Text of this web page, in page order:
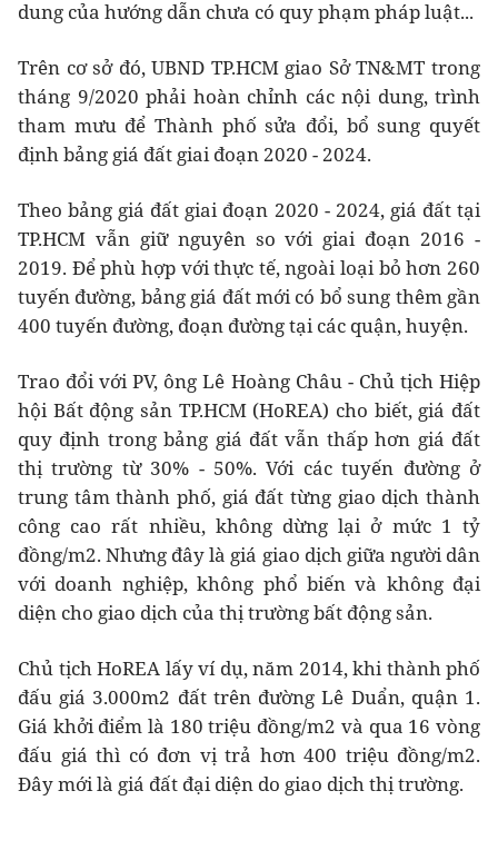
dung của hướng dẫn chưa có quy phạm pháp luật...
Trên cơ sở đó, UBND TP.HCM giao Sở TN&MT trong
tháng 9/2020 phải hoàn chỉnh các nội dung, trình
tham mưu để Thành phố sửa đổi, bổ sung quyết
định bảng giá đất giai đoạn 2020 - 2024.
Theo bảng giá đất giai đoạn 2020 - 2024, giá đất tại
TP.HCM vẫn giữ nguyên so với giai đoạn 2016 -
2019. Để phù hợp với thực tế, ngoài loại bỏ hơn 260
tuyến đường, bảng giá đất mới có bổ sung thêm gần
400 tuyến đường, đoạn đường tại các quận, huyện.
Trao đổi với PV, ông Lê Hoàng Châu - Chủ tịch Hiệp
hội Bất động sản TP.HCM (HoREA) cho biết, giá đất
quy định trong bảng giá đất vẫn thấp hơn giá đất
thị trường từ 30% - 50%. Với các tuyến đường ở
trung tâm thành phố, giá đất từng giao dịch thành
công cao rất nhiều, không dừng lại ở mức 1 tỷ
đồng/m2. Nhưng đây là giá giao dịch giữa người dân
với doanh nghiệp, không phổ biến và không đại
diện cho giao dịch của thị trường bất động sản.
Chủ tịch HoREA lấy ví dụ, năm 2014, khi thành phố
đấu giá 3.000m2 đất trên đường Lê Duẩn, quận 1.
Giá khởi điểm là 180 triệu đồng/m2 và qua 16 vòng
đấu giá thì có đơn vị trả hơn 400 triệu đồng/m2.
Đây mới là giá đất đại diện do giao dịch thị trường.